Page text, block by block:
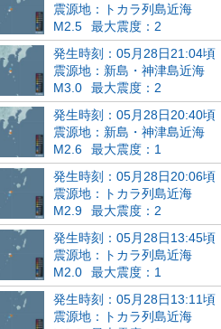
震源地：トカラ列島近海
M2.5
最大震度：2
発生時刻：05月28日21:04頃
震源地：新島・神津島近海
M3.0
最大震度：2
発生時刻：05月28日20:40頃
震源地：新島・神津島近海
M2.6
最大震度：1
発生時刻：05月28日20:06頃
震源地：トカラ列島近海
M2.9
最大震度：2
発生時刻：05月28日13:45頃
震源地：トカラ列島近海
M2.0
最大震度：1
発生時刻：05月28日13:11頃
震源地：トカラ列島近海